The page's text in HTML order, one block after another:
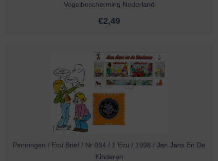
Vogelbescherming Nederland
€2,49
Penningen / Ecu Brief / Nr 034 / 1 Ecu / 1998 / Jan Jans En De
Kinderen